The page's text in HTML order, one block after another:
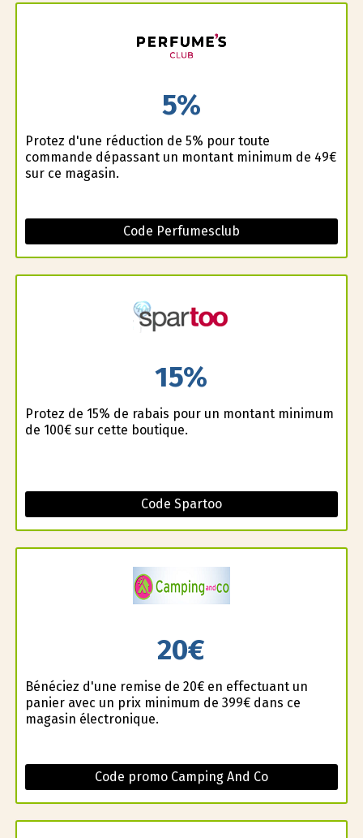
5%
Profitez d'une réduction de 5% pour toute
commande dépassant un montant minimum de 49€
sur ce magasin.
Code Perfumesclub
15%
Profitez de 15% de rabais pour un montant minimum
de 100€ sur cette boutique.
Code Spartoo
20€
Bénéficiez d'une remise de 20€ en effectuant un
panier avec un prix minimum de 399€ dans ce
magasin électronique.
Code promo Camping And Co